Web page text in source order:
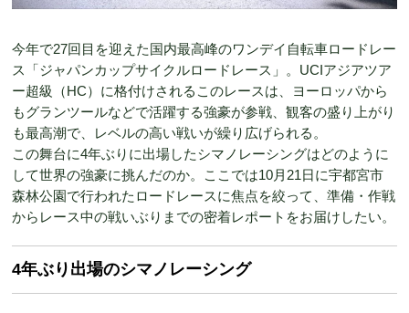
今年で27回目を迎えた国内最高峰のワンデイ自転車ロードレー
ス「ジャパンカップサイクルロードレース」。UCIアジアツア
ー超級（HC）に格付けされるこのレースは、ヨーロッパから
もグランツールなどで活躍する強豪が参戦、観客の盛り上がり
も最高潮で、レベルの高い戦いが繰り広げられる。
この舞台に4年ぶりに出場したシマノレーシングはどのように
して世界の強豪に挑んだのか。ここでは10月21日に宇都宮市
森林公園で行われたロードレースに焦点を絞って、準備・作戦
からレース中の戦いぶりまでの密着レポートをお届けしたい。
4年ぶり出場のシマノレーシング